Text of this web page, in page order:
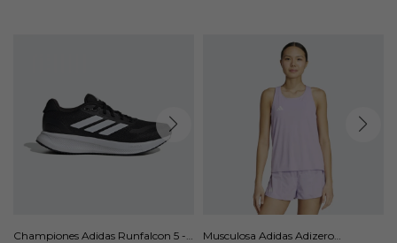
Championes Adidas Runfalcon 5 -
Musculosa Adidas Adizero